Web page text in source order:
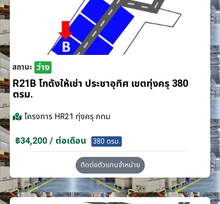
สถานะ ว่าง
R21B โกดังให้เช่า ประชาอุทิศ เขตทุ่งครุ 380
ตรม.
โครงการ HR21 ทุ่งครุ กทม
฿34,200 / ต่อเดือน 380 ตรม.
ติดต่อตัวแทนจำหน่าย